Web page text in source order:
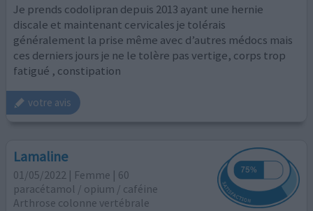
Je prends codolipran depuis 2013 ayant une hernie
discale et maintenant cervicales je tolérais
généralement la prise même avec d’autres médocs mais
ces derniers jours je ne le tolère pas vertige, corps trop
fatigué , constipation
votre avis
Lamaline
01/05/2022 | Femme | 60
paracétamol / opium / caféine
Arthrose colonne vertébrale